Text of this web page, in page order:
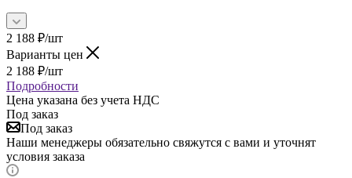
2 188 ₽/шт
Варианты цен
2 188 ₽/шт
Подробности
Цена указана без учета НДС
Под заказ
Под заказ
Наши менеджеры обязательно свяжутся с вами и уточнят
условия заказа